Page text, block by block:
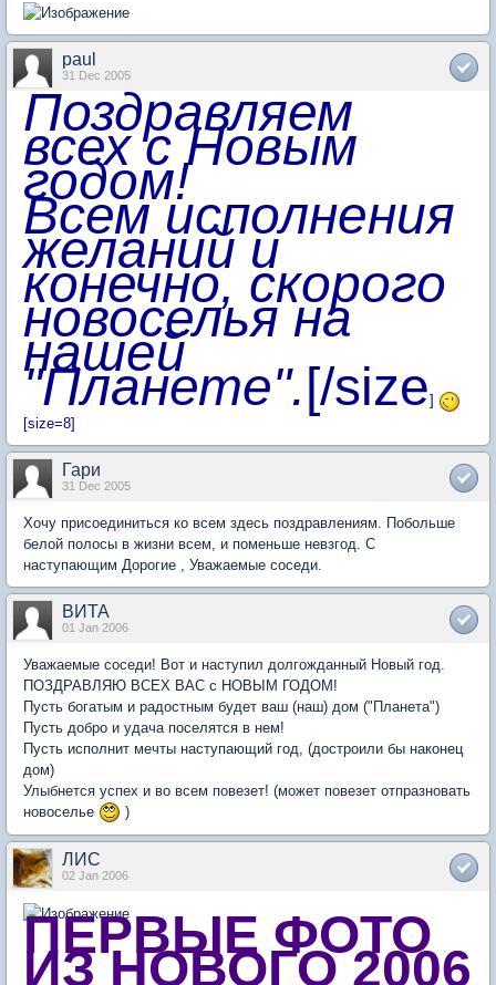
paul
31 Dec 2005
Поздравляем
всех с Новым
годом!
Всем исполнения
желаний и
конечно, скорого
новоселья на
нашей
"Планете". [/size]
[size=8]
Гари
31 Dec 2005
Хочу присоединиться ко всем здесь поздравлениям. Побольше
белой полосы в жизни всем, и поменьше невзгод. С
наступающим Дорогие , Уважаемые соседи.
ВИТА
01 Jan 2006
Уважаемые соседи! Вот и наступил долгожданный Новый год.
ПОЗДРАВЛЯЮ ВСЕХ ВАС с НОВЫМ ГОДОМ!
Пусть богатым и радостным будет ваш (наш) дом ("Планета")
Пусть добро и удача поселятся в нем!
Пусть исполнит мечты наступающий год, (достроили бы наконец
дом)
Улыбнется успех и во всем повезет! (может повезет отпразновать
новоселье
)
ЛИС
02 Jan 2006
ПЕРВЫЕ ФОТО
ИЗ НОВОГО 2006